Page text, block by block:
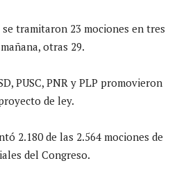
tramitaron 23 mociones en tres
otras 29.
PUSC, PNR y PLP promovieron
de ley.
2.180 de las 2.564 mociones de
del Congreso.